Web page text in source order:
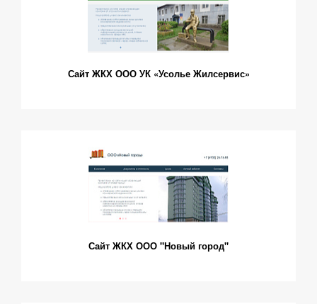
Сайт ЖКХ ООО УК «Усолье Жилсервис»
Сайт ЖКХ ООО "Новый город"